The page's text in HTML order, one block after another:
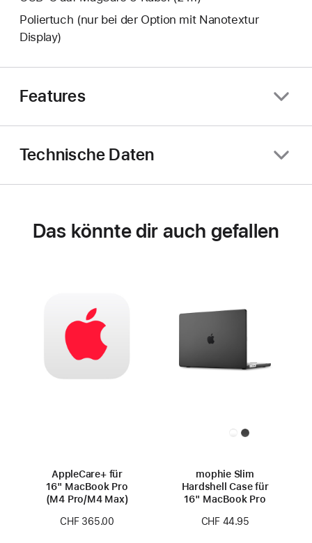
Poliertuch (nur bei der Option mit Nanotextur
Display)
Features
Technische Daten
Das könnte dir auch gefallen
AppleCare+ für
16" MacBook Pro
(M4 Pro/M4 Max)
CHF 365.00
mophie Slim
Hardshell Case für
16" MacBook Pro
CHF 44.95